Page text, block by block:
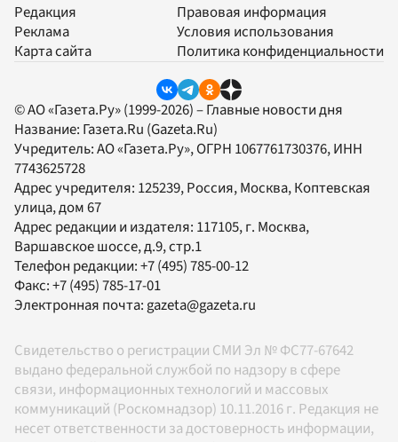
Редакция
Реклама
Карта сайта
Правовая информация
Условия использования
Политика конфиденциальности
© АО «Газета.Ру» (1999-2026) – Главные новости дня
Название: Газета.Ru (Gazeta.Ru)
Учредитель:АО «Газета.Ру», ОГРН 1067761730376, ИНН
7743625728
Адрес учредителя: 125239, Россия, Москва, Коптевская
улица, дом 67
Адрес редакции и издателя: 117105, г. Москва,
Варшавское шоссе, д.9, стр.1
Телефон редакции:+7 (495) 785-00-12
Факс:+7 (495) 785-17-01
Электронная почта:gazeta@gazeta.ru
Свидетельство о регистрации СМИ Эл № ФС77-67642
выдано федеральной службой по надзору в сфере
связи, информационных технологий и массовых
коммуникаций (Роскомнадзор) 10.11.2016 г. Редакция не
несет ответственности за достоверность информации,